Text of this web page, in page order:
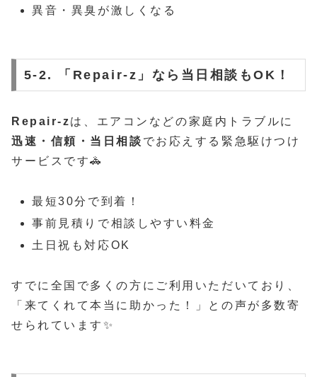
異音・異臭が激しくなる
5-2. 「Repair-z」なら当日相談もOK！
Repair-zは、エアコンなどの家庭内トラブルに
迅速・信頼・当日相談 でお応えする緊急駆けつけ
サービスです🚓
最短30分で到着！
事前見積りで相談しやすい料金
土日祝も対応OK
すでに全国で多くの方にご利用いただいており、
「来てくれて本当に助かった！」との声が多数寄
せられています✨